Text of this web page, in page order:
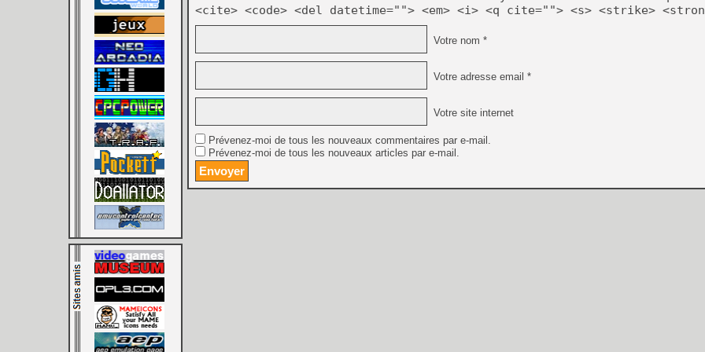
<cite> <code> <del datetime=""> <em> <i> <q cite=""> <s> <strike>
Votre nom *
Votre adresse email *
Votre site internet
Prévenez-moi de tous les nouveaux commentaires par e-mail.
Prévenez-moi de tous les nouveaux articles par e-mail.